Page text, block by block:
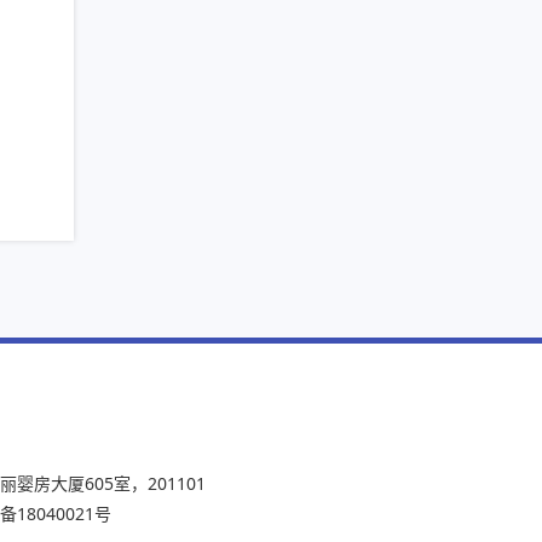
婴房大厦605室，201101
18040021号